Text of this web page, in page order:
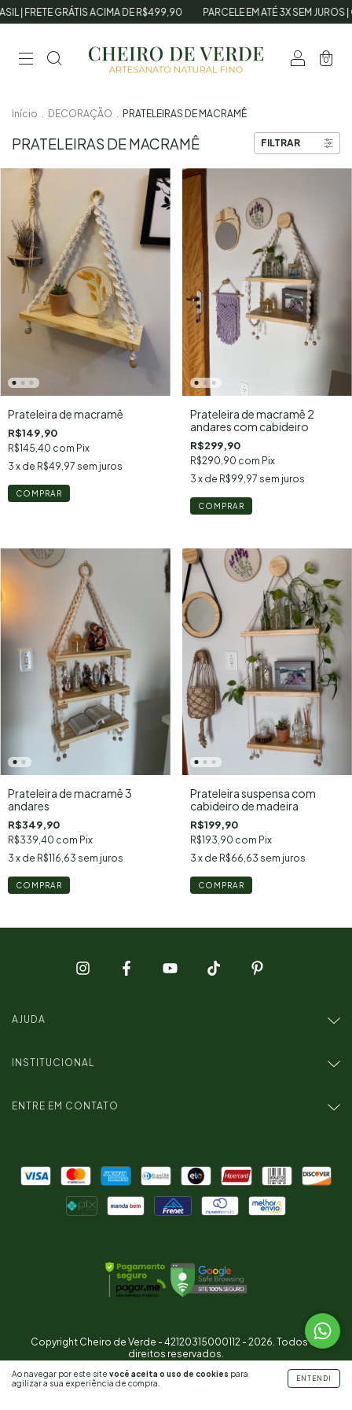
| FRETE GRÁTIS ACIMA DE R$499,90 PARCELE EM ATÉ 3X SEM JUROS |
0
Ao navegar por este site você aceita o uso de cookies para
agilizar a sua experiência de compra.
ENTENDI
Início . DECORAÇÃO . PRATELEIRAS DE MACRAMÊ
PRATELEIRAS DE MACRAMÊ FILTRAR
Prateleira de macramê
R$149,90
R$145,40 com Pix
3 x de R$49,97 sem juros
Prateleira de macramê 2
andares com cabideiro
R$299,90
R$290,90 com Pix
3 x de R$99,97 sem juros
Prateleira de macramê 3
andares
R$349,90
R$339,40 com Pix
3 x de R$116,63 sem juros
Prateleira suspensa com
cabideiro de madeira
R$199,90
R$193,90 com Pix
3 x de R$66,63 sem juros
AJUDA
INSTITUCIONAL
ENTRE EM CONTATO
Copyright Cheiro de Verde - 42120315000112 - 2026. Todos os
direitos reservados.